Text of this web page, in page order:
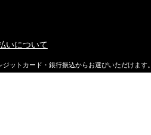
いについて
ジットカード・銀行振込からお選びいただけます。